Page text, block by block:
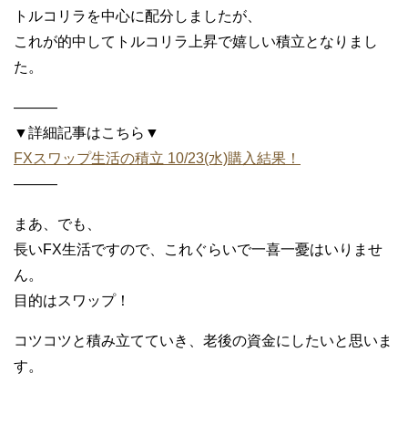
トルコリラを中心に配分しましたが、
これが的中してトルコリラ上昇で嬉しい積立となりまし
た。
———
▼詳細記事はこちら▼
FXスワップ生活の積立 10/23(水)購入結果！
———
まあ、でも、
長いFX生活ですので、これぐらいで一喜一憂はいりませ
ん。
目的はスワップ！
コツコツと積み立てていき、老後の資金にしたいと思いま
す。